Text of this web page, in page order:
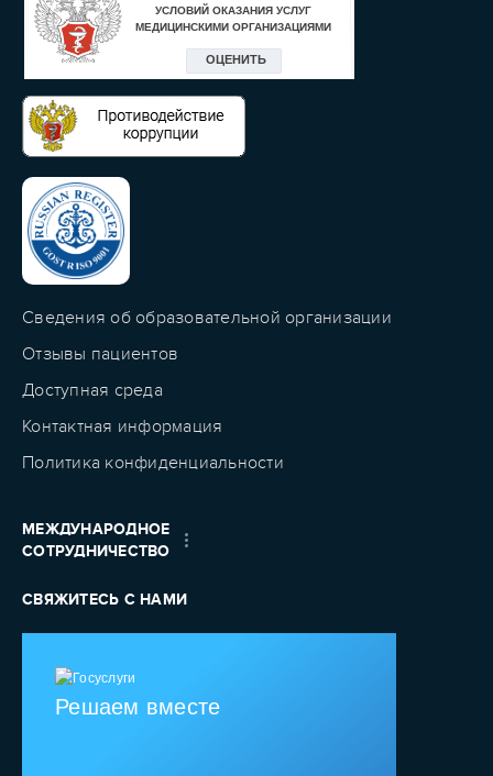
Сведения об образовательной организации
Отзывы пациентов
Доступная среда
Контактная информация
Политика конфиденциальности
МЕЖДУНАРОДНОЕ
СОТРУДНИЧЕСТВО
СВЯЖИТЕСЬ С НАМИ
Решаем вместе